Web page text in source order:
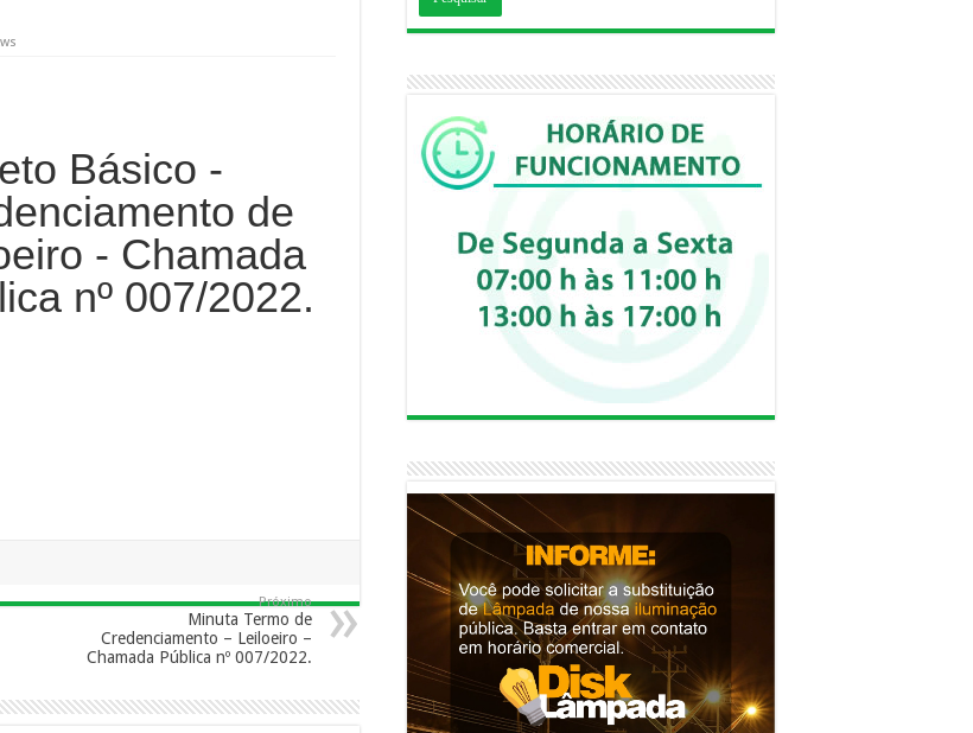
Básico -
de
- Chamada
nº 007/2022.
Próximo
Minuta Termo de
Credenciamento – Leiloeiro –
Chamada Pública nº 007/2022.